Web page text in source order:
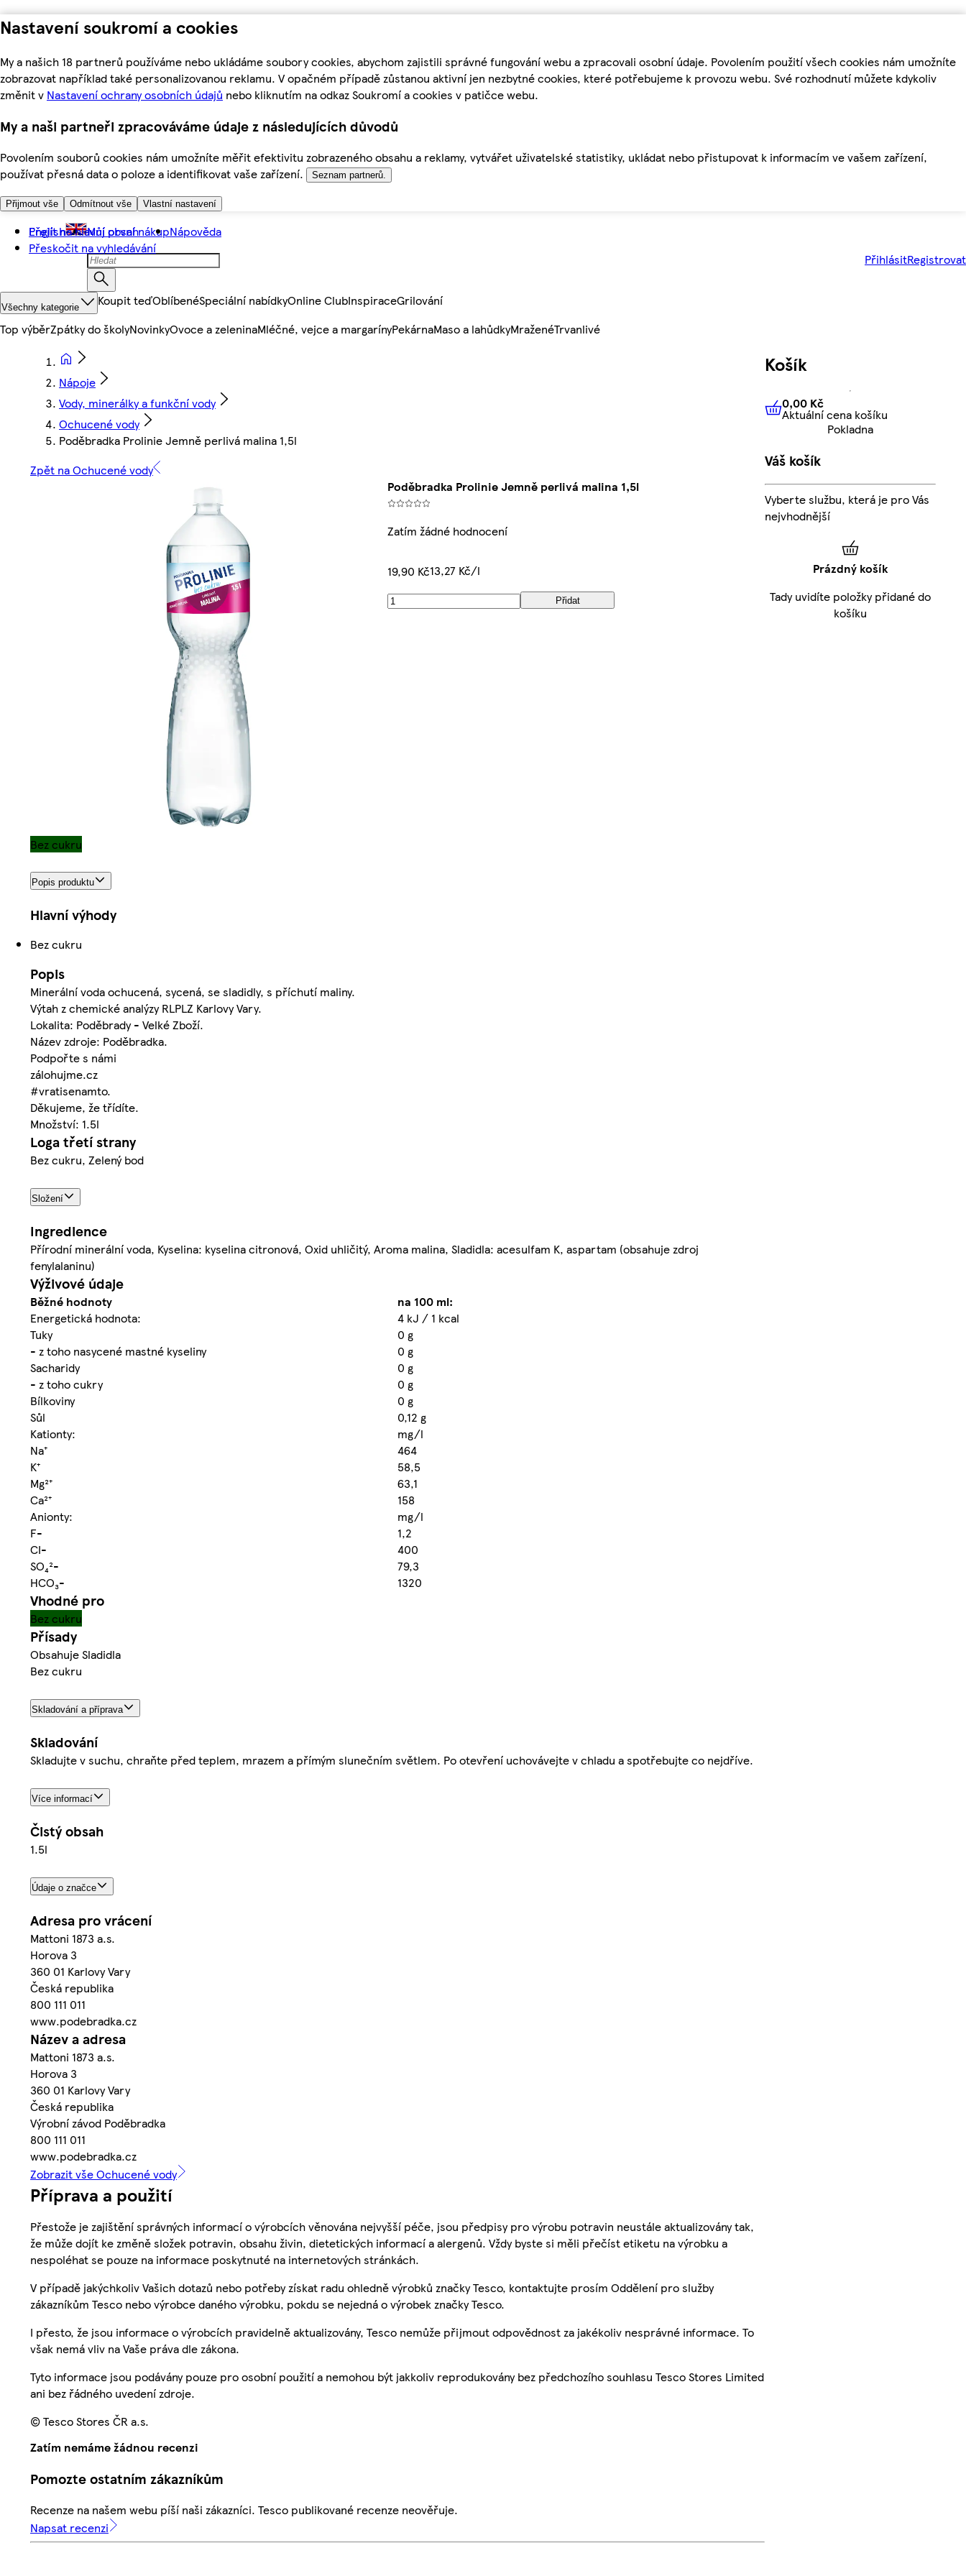
Nastavení soukromí a cookies
My a našich 18 partnerů používáme nebo ukládáme soubory cookies, abychom zajistili správné fungování webu a zpracovali osobní údaje. Povolením použití všech cookies nám umožníte
zobrazovat například také personalizovanou reklamu. V opačném případě zůstanou aktivní jen nezbytné cookies, které potřebujeme k provozu webu. Své rozhodnutí můžete kdykoliv
změnit v Nastavení ochrany osobních údajů nebo kliknutím na odkaz Soukromí a cookies v patičce webu.
My a naši partneři zpracováváme údaje z následujících důvodů
Povolením souborů cookies nám umožníte měřit efektivitu zobrazeného obsahu a reklamy, vytvářet uživatelské statistiky, ukládat nebo přistupovat k informacím ve vašem zařízení,
používat přesná data o poloze a identifikovat vaše zařízení.
Seznam partnerů.
Přijmout vše Odmítnout vše Vlastní nastavení
Přejít na hlavní obsah
Přeskočit na vyhledávání
English Můj první nákupNápověda
PřihlásitRegistrovat
Všechny kategorie Koupit teďOblíbenéSpeciální nabídkyOnline ClubInspiraceGrilování
Top výběrZpátky do školyNovinkyOvoce a zeleninaMléčné, vejce a margarínyPekárnaMaso a lahůdkyMraženéTrvanlivé
Nápoje
Vody, minerálky a funkční vody
Ochucené vody
Poděbradka Prolinie Jemně perlivá malina 1,5l
Zpět na Ochucené vody
Poděbradka Prolinie Jemně perlivá malina 1,5l
Zatím žádné hodnocení
19,90 Kč13,27 Kč/l
Přidat
Bez cukru
Popis produktu
Hlavní výhody
Bez cukru
Popis
Minerální voda ochucená, sycená, se sladidly, s příchutí maliny.
Výtah z chemické analýzy RLPLZ Karlovy Vary.
Lokalita: Poděbrady - Velké Zboží.
Název zdroje: Poděbradka.
Podpořte s námi
zálohujme.cz
#vratisenamto.
Děkujeme, že třídíte.
Množství: 1.5l
Loga třetí strany
Bez cukru, Zelený bod
Složení
Ingredience
Přírodní minerální voda, Kyselina: kyselina citronová, Oxid uhličitý, Aroma malina, Sladidla: acesulfam K, aspartam (obsahuje zdroj
fenylalaninu)
Výživové údaje
Běžné hodnoty
na 100 ml:
Energetická hodnota:
4 kJ / 1 kcal
Tuky
0 g
- z toho nasycené mastné kyseliny
0 g
Sacharidy
0 g
- z toho cukry
0 g
Bílkoviny
0 g
Sůl
0,12 g
Kationty:
mg/l
Na⁺
464
K⁺
58,5
Mg²⁺
63,1
Ca²⁺
158
Anionty:
mg/l
F-
1,2
CI-
400
SO₄²-
79,3
HCO₃-
1320
Vhodné pro
Bez cukru
Přísady
Obsahuje Sladidla
Bez cukru
Skladování a příprava
Skladování
Skladujte v suchu, chraňte před teplem, mrazem a přímým slunečním světlem. Po otevření uchovávejte v chladu a spotřebujte co nejdříve.
Více informací
Čistý obsah
1.5l
Údaje o značce
Adresa pro vrácení
Mattoni 1873 a.s.
Horova 3
360 01 Karlovy Vary
Česká republika
800 111 011
www.podebradka.cz
Název a adresa
Mattoni 1873 a.s.
Horova 3
360 01 Karlovy Vary
Česká republika
Výrobní závod Poděbradka
800 111 011
www.podebradka.cz
Zobrazit vše Ochucené vody
Příprava a použití
Přestože je zajištění správných informací o výrobcích věnována nejvyšší péče, jsou předpisy pro výrobu potravin neustále aktualizovány tak,
že může dojít ke změně složek potravin, obsahu živin, dietetických informací a alergenů. Vždy byste si měli přečíst etiketu na výrobku a
nespoléhat se pouze na informace poskytnuté na internetových stránkách.
V případě jakýchkoliv Vašich dotazů nebo potřeby získat radu ohledně výrobků značky Tesco, kontaktujte prosím Oddělení pro služby
zákazníkům Tesco nebo výrobce daného výrobku, pokdu se nejedná o výrobek značky Tesco.
I přesto, že jsou informace o výrobcích pravidelně aktualizovány, Tesco nemůže přijmout odpovědnost za jakékoliv nesprávné informace. To
však nemá vliv na Vaše práva dle zákona.
Tyto informace jsou podávány pouze pro osobní použití a nemohou být jakkoliv reprodukovány bez předchozího souhlasu Tesco Stores Limited
ani bez řádného uvedení zdroje.
© Tesco Stores ČR a.s.
Zatím nemáme žádnou recenzi
Pomozte ostatním zákazníkům
Recenze na našem webu píší naši zákazníci. Tesco publikované recenze neověřuje.
Napsat recenzi
Košík
0,00 KčAktuální cena košíku
0,00 Kč
Aktuální cena košíku
Pokladna
Váš košík
Vyberte službu, která je pro Vás
nejvhodnější
Prázdný košík
Tady uvidíte položky přidané do
košíku